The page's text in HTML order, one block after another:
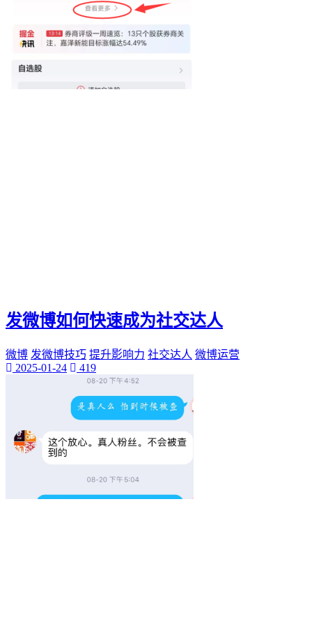
发微博如何快速成为社交达人
微博 发微博技巧 提升影响力 社交达人 微博运营
2025-01-24
419